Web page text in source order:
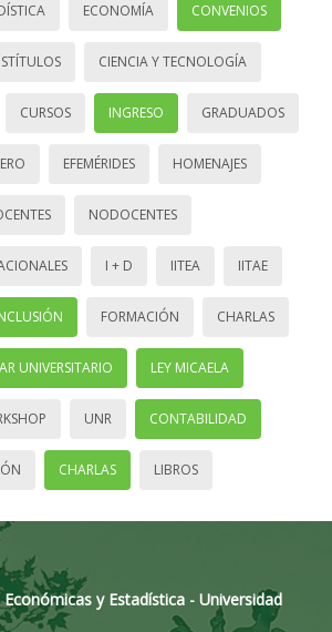
ECONOMÍA CONVENIOS
CIENCIA Y TECNOLOGÍA
CURSOS INGRESO GRADUADOS
EFEMÉRIDES HOMENAJES
NODOCENTES
I + D IITEA IITAE
FORMACIÓN CHARLAS
UNIVERSITARIO LEY MICAELA
UNR CONTABILIDAD
CHARLAS LIBROS
y Estadística - Universidad